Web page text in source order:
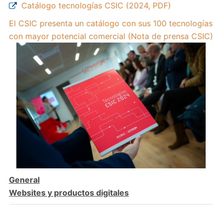
Catálogo tecnologías CSIC (2024, PDF)
El CSIC presenta un catálogo con sus 100 tecnologías
con mayor potencial comercial (Nota de prensa CSIC)
General
Websites y productos digitales